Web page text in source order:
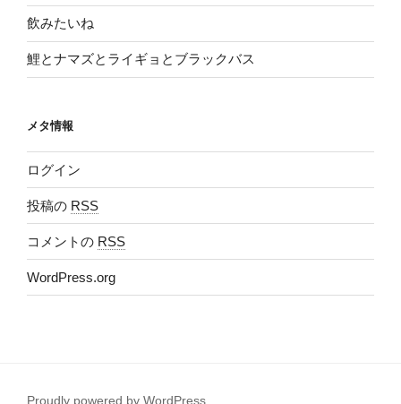
飲みたいね
鯉とナマズとライギョとブラックバス
メタ情報
ログイン
投稿の RSS
コメントの RSS
WordPress.org
Proudly powered by WordPress